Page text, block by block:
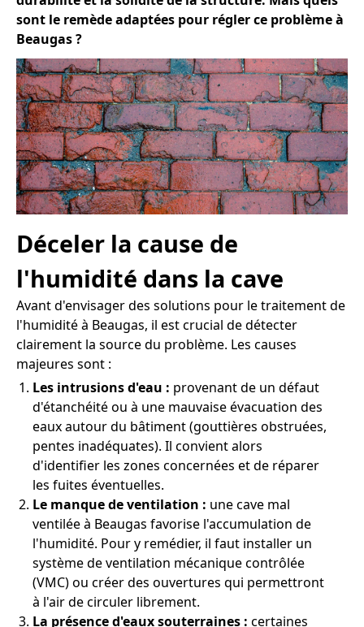
sont le remède adaptées pour régler ce problème à
Beaugas ?
Déceler la cause de
l'humidité dans la cave
Avant d'envisager des solutions pour le traitement de
l'humidité à Beaugas, il est crucial de détecter
clairement la source du problème. Les causes
majeures sont :
Les intrusions d'eau : provenant de un défaut
d'étanchéité ou à une mauvaise évacuation des
eaux autour du bâtiment (gouttières obstruées,
pentes inadéquates). Il convient alors
d'identifier les zones concernées et de réparer
les fuites éventuelles.
Le manque de ventilation : une cave mal
ventilée à Beaugas favorise l'accumulation de
l'humidité. Pour y remédier, il faut installer un
système de ventilation mécanique contrôlée
(VMC) ou créer des ouvertures qui permettront
à l'air de circuler librement.
La présence d'eaux souterraines : certaines